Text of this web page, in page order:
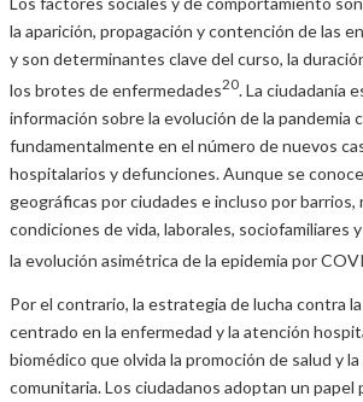
la aparición, propagación y contención de las
y son determinantes clave del curso, la
los brotes de enfermedades20. La ciudadanía
información sobre la evolución de la pandemia
fundamentalmente en el número de nuevos
hospitalarios y defunciones. Aunque se
geográficas por ciudades e incluso por barrios,
condiciones de vida, laborales, sociofamiliares
la evolución asimétrica de la epidemia por
Por el contrario, la estrategia de lucha contra
centrado en la enfermedad y la atención
biomédico que olvida la promoción de salud y
comunitaria. Los ciudadanos adoptan un papel